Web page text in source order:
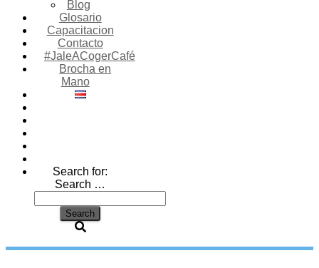
Blog
Glosario
Capacitacion
Contacto
#JaleACogerCafé
Brocha en
Mano
Search for:
Search …